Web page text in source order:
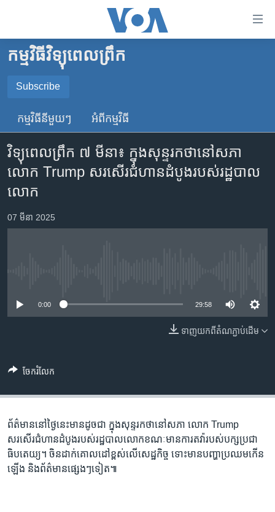
គេហទំព័រ​
ទាក់ទង
រំលង​
ទំព័រ​
ព័ត៌មាន​​
តែ​
ម្តង
និង​
រំលង​
កាន់​
ស្វែង​
កម្ពុជា
អន្តរជាតិ
ចិន
ហេឡូវីអូអេ
កម្ពុជាច្នៃប្រតិដ្ឋ
ព្រឹត្តិការណ៍ព័ត៌មាន
ទូរទស្សន៍ / វីដេអូ​
កម្មវិធីវិទ្យុពេលព្រឹក
Subscribe
SUBSCRIBE
YouTube Music
Spotify
កម្មវិធី​នីមួយៗ អំពី​កម្មវិធី​
វិទ្យុពេលព្រឹក ៧ មីនា៖ ក្នុង​សុន្ទរកថា​នៅ​សភា​
លោក​ Trump​ ​សរសើរ​​ជំហាន​ដំបូង​របស់​រដ្ឋបាល​
លោក​
07 មីនា 2025
0:00 29:58
ទាញ​យក​ពី​តំណភ្ជាប់​ដើម
ចែករំលែក
ព័ត៌មាន​នៅ​ថ្ងៃ​នេះ​មាន​ដូចជា ក្នុង​សុន្ទរកថា​នៅ​សភា​ លោក​ Trump​ ​
សរសើរ​​ជំហាន​ដំបូង​របស់​រដ្ឋបាល​លោក​ខណៈ​មាន​ការ​តវ៉ា​របស់​បក្សប្រជា​
ធិបតេយ្យ​។ ចិន​ដាក់​គោលដៅ​ខ្ពស់​លើ​សេដ្ឋកិច្ច ទោះ​មាន​បញ្ហា​ប្រឈម​កើន
ឡើង និង​​​​​ព័ត៌មាន​​ផ្សេងៗទៀត៕